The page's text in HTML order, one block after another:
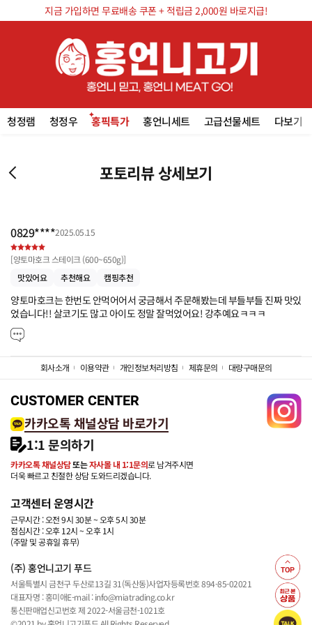
지금 가입하면 무료배송 쿠폰 + 적립금 2,000원 바로지급!
청정램 청정우 홍픽특가 홍언니세트 고급선물세트 다보기
포토리뷰 상세보기
0829****2025.05.15
[양토마호크 스테이크 (600~650g)]
맛있어요
추천해요 캠핑추천
양토마호크는 한번도 안먹어어서 궁금해서 주문해봤는데 부들부들 진짜 맛있
었습니다!! 살코기도 많고 아이도 정말 잘먹었어요! 강추예요ㅋㅋㅋ
회사소개 이용약관 개인정보처리방침 제휴문의 대량구매문의
CUSTOMER CENTER
카카오톡 채널상담 바로가기
1:1 문의하기
카카오톡 채널상담또는자사몰 내 1:1문의로 남겨주시면
더욱 빠르고 친절한 상담 도와드리겠습니다.
고객센터 운영시간
근무시간 : 오전 9시 30분 ~ 오후 5시 30분
점심시간 : 오후 12시 ~ 오후 1시
(주말 및 공휴일 휴무)
(주) 홍언니고기 푸드
서울특별시 금천구 두산로13길 31(독산동)사업자등록번호 894-85-02021
대표자명 : 홍미애E-mail : info@miatrading.co.kr
통신판매업신고번호 제 2022-서울금천-1021호